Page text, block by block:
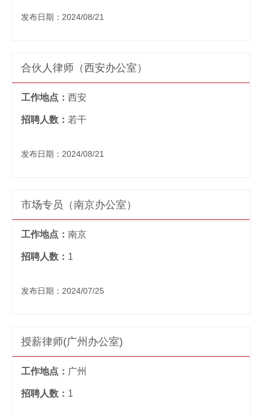
发布日期：2024/08/21
合伙人律师（西安办公室）
工作地点： 西安
招聘人数： 若干
发布日期：2024/08/21
市场专员（南京办公室）
工作地点： 南京
招聘人数： 1
发布日期：2024/07/25
授薪律师(广州办公室)
工作地点： 广州
招聘人数： 1